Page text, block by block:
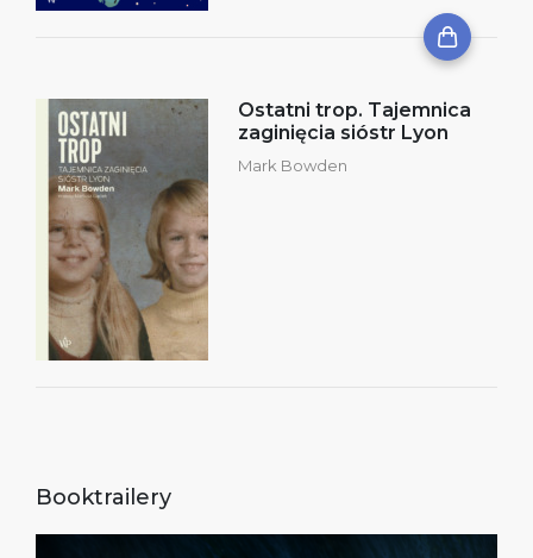
Ostatni trop. Tajemnica
zaginięcia sióstr Lyon
Mark Bowden
Booktrailery